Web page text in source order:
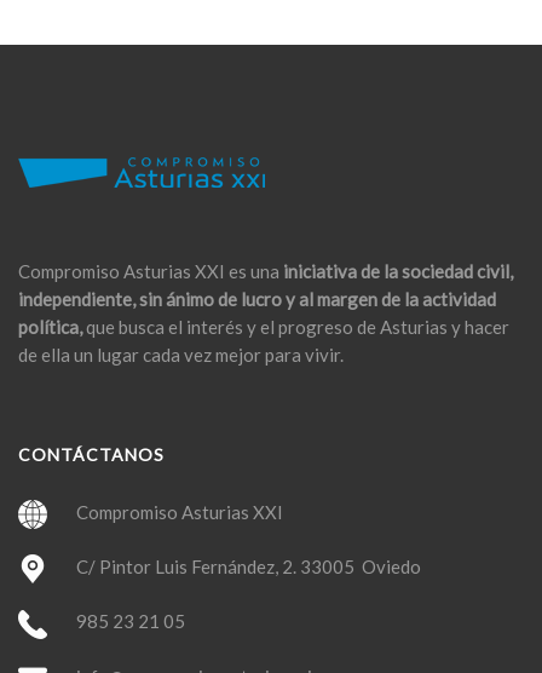
Compromiso Asturias XXI es una iniciativa de la sociedad civil,
independiente, sin ánimo de lucro y al margen de la actividad
política,que busca el interés y el progreso de Asturias y hacer
de ella un lugar cada vez mejor para vivir.
CONTÁCTANOS
Compromiso Asturias XXI
C/ Pintor Luis Fernández, 2. 33005 Oviedo
985 23 21 05